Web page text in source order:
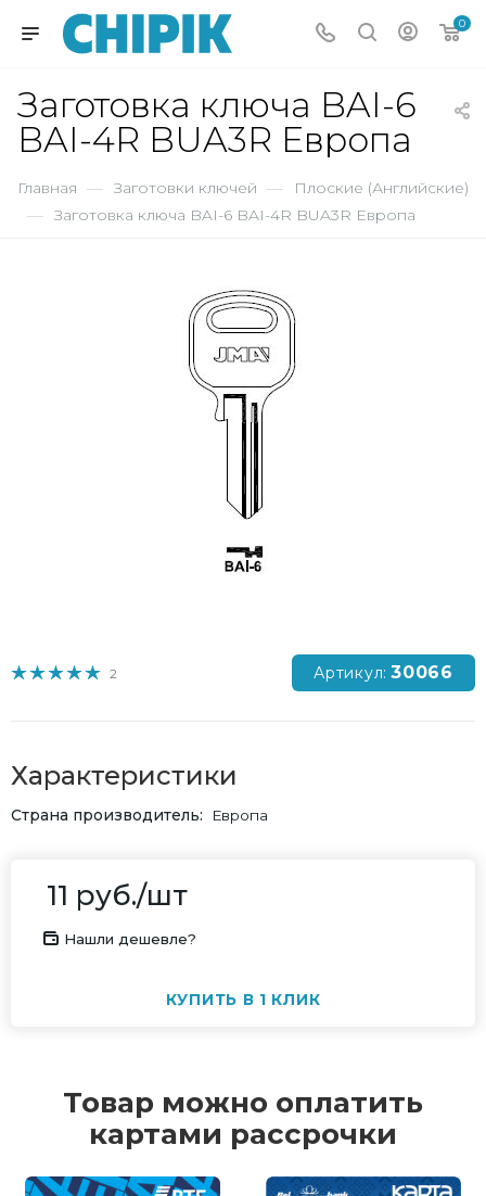
0
Заготовка ключа BAI-6
BAI-4R BUA3R Европа
Главная — Заготовки ключей — Плоские (Английские)
— Заготовка ключа BAI-6 BAI-4R BUA3R Европа
2 Артикул: 30066
Характеристики
Страна производитель Европа
11 руб./шт
Нашли дешевле?
КУПИТЬ В 1 КЛИК
Товар можно оплатить
картами рассрочки